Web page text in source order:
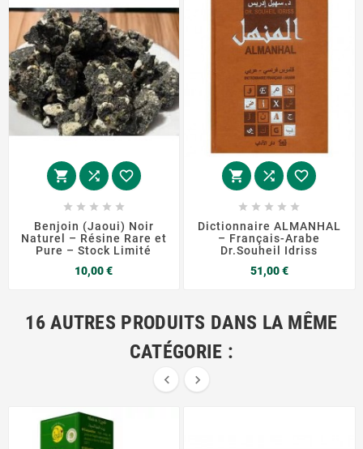
  
    
Benjoin (Jaoui) Noir
Naturel – Résine Rare et
Pure – Stock Limité
10,00 €Prix
  
    
Dictionnaire ALMANHAL
– Français-Arabe
Dr.Souheil Idriss
51,00 €Prix
16 AUTRES PRODUITS DANS LA MÊME
CATÉGORIE :
 